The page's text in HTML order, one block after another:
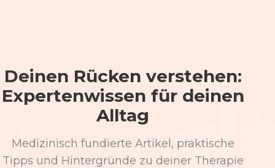
Deinen Rücken verstehen:
Expertenwissen für deinen
Alltag
Medizinisch fundierte Artikel, praktische
Tipps und Hintergründe zu deiner Therapie